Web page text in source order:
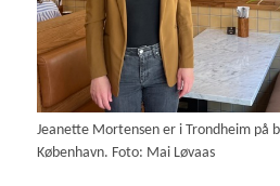
Jeanette Mortensen er i Trondheim på
København. Foto: Mai Løvaas